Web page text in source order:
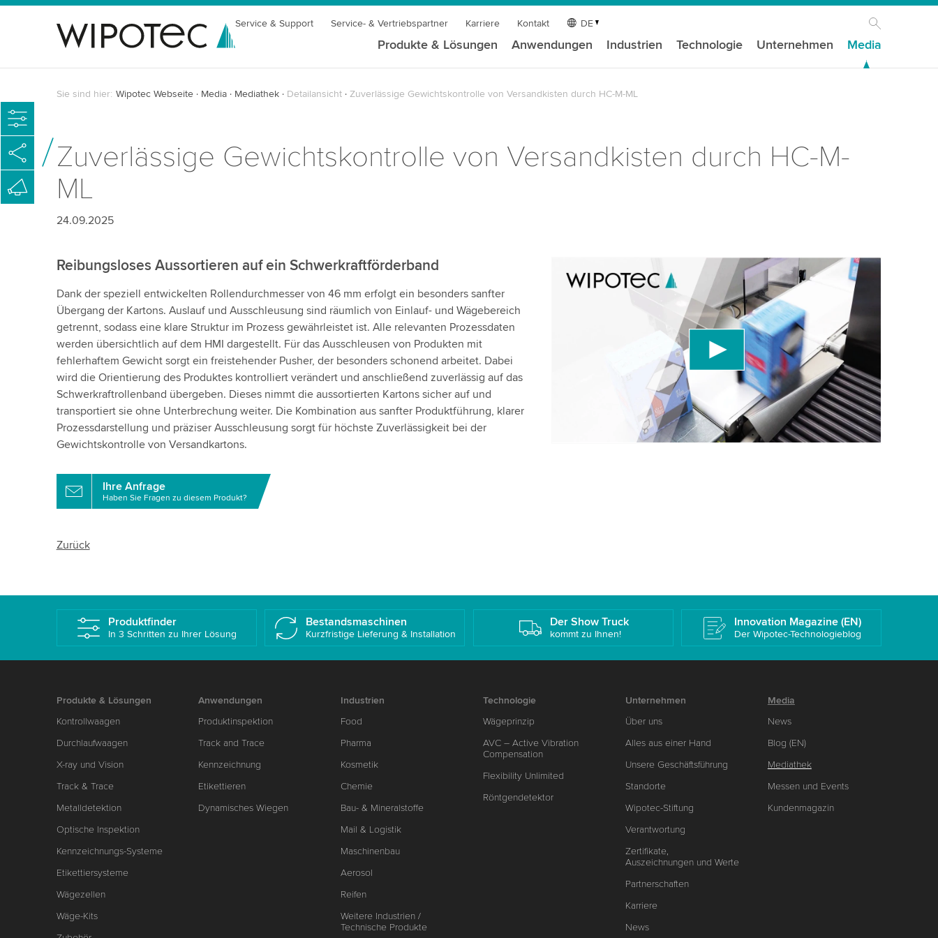
Service & Support Service- & Vertriebspartner Karriere Kontakt DE
Produkte & Lösungen Anwendungen Industrien Technologie Unternehmen Media
Sie sind hier: Wipotec Webseite Media Mediathek Detailansicht Zuverlässige Gewichtskontrolle von Versandkisten durch HC-M-ML
Zuverlässige Gewichtskontrolle von Versandkisten durch HC-M-
ML
24.09.2025
Wir benötigen Ihre Zustimmung, um den YouTube-
Wir verwenden einen Drittanbieterdienst, um Videoinhalte
einzubetten, der Daten über Ihre Aktivitäten sammeln kann.
Bitte überprüfen Sie die Details und akzeptieren Sie den
Dienst, um dieses Video anzusehen.
Weitere Informationen
Reibungsloses Aussortieren auf ein Schwerkraftförderband
Dank der speziell entwickelten Rollendurchmesser von 46 mm erfolgt ein besonders sanfter
Übergang der Kartons. Auslauf und Ausschleusung sind räumlich von Einlauf- und Wägebereich
getrennt, sodass eine klare Struktur im Prozess gewährleistet ist. Alle relevanten Prozessdaten
werden übersichtlich auf dem HMI dargestellt. Für das Ausschleusen von Produkten mit
fehlerhaftem Gewicht sorgt ein freistehender Pusher, der besonders schonend arbeitet. Dabei
wird die Orientierung des Produktes kontrolliert verändert und anschließend zuverlässig auf das
Schwerkraftrollenband übergeben. Dieses nimmt die aussortierten Kartons sicher auf und
transportiert sie ohne Unterbrechung weiter. Die Kombination aus sanfter Produktführung, klarer
Prozessdarstellung und präziser Ausschleusung sorgt für höchste Zuverlässigkeit bei der
Gewichtskontrolle von Versandkartons.
Ihre Anfrage
Haben Sie Fragen zu diesem Produkt?
Zurück
Produktfinder
In 3 Schritten zu Ihrer Lösung
Bestandsmaschinen
Kurzfristige Lieferung & Installation
Der Show Truck
kommt zu Ihnen!
Innovation Magazine (EN)
Der Wipotec-Technologieblog
Produkte & Lösungen
Kontrollwaagen
Durchlaufwaagen
X-ray und Vision
Track & Trace
Metalldetektion
Optische Inspektion
Kennzeichnungs-Systeme
Etikettiersysteme
Wägezellen
Wäge-Kits
Anwendungen
Produktinspektion
Track and Trace
Kennzeichnung
Etikettieren
Dynamisches Wiegen
Industrien
Food
Pharma
Kosmetik
Chemie
Bau- & Mineralstoffe
Mail & Logistik
Maschinenbau
Aerosol
Reifen
Weitere Industrien /
Technische Produkte
Technologie
Wägeprinzip
AVC – Active Vibration
Compensation
Flexibility Unlimited
Röntgendetektor
Unternehmen
Über uns
Alles aus einer Hand
Unsere Geschäftsführung
Standorte
Wipotec-Stiftung
Verantwortung
Zertifikate,
Auszeichnungen und Werte
Partnerschaften
Karriere
News
Media
News
Blog (EN)
Mediathek
Messen und Events
Kundenmagazin